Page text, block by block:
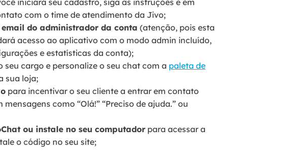
iniciará seu cadastro, siga as instruções e em
com o time de atendimento da Jivo;
email do administrador da conta (atenção, pois esta
acesso ao aplicativo com o modo admin incluído,
e estatísticas da conta);
cargo e personalize o seu chat com a paleta de
sua loja;
para incentivar o seu cliente a entrar em contato
como “Olá!” “Preciso de ajuda.” ou
ou instale no seu computador para acessar a
o código no seu site;